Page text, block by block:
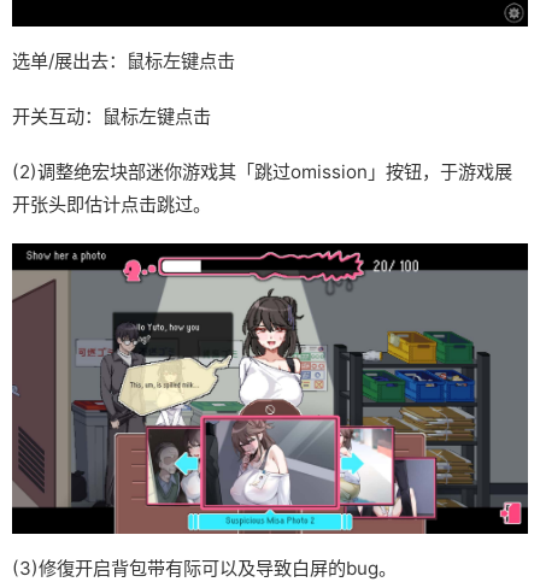
选单/展出去：鼠标左键点击
开关互动：鼠标左键点击
(2)调整绝宏块部迷你游戏其「跳过omission」按钮，于游戏展
开张头即估计点击跳过。
(3)修復开启背包带有际可以及导致白屏的bug。